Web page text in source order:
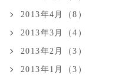
2013年4月（8）
2013年3月（4）
2013年2月（3）
2013年1月（3）